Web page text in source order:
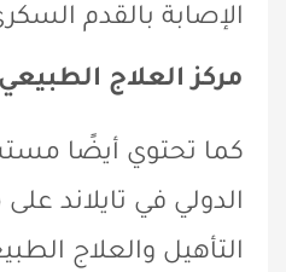
الإصابة بالقدم
مركز العلاج
كما تحتوي أيضًا
الدولي في تايلاند
التأهيل والعلاج